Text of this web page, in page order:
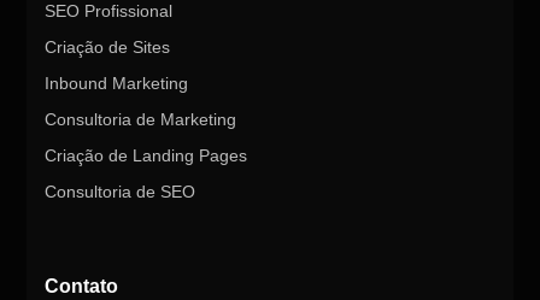
SEO Profissional
Criação de Sites
Inbound Marketing
Consultoria de Marketing
Criação de Landing Pages
Consultoria de SEO
Contato